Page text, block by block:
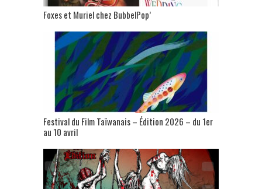
Foxes et Muriel chez BubbelPop’
Festival du Film Taïwanais – Édition 2026 – du 1er
au 10 avril